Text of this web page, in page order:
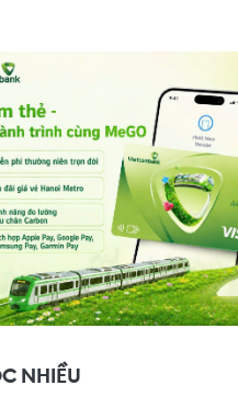
NHIỀU